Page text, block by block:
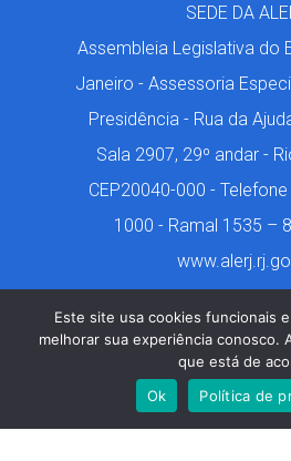
SEDE DA
Assembleia Legislativa do
Janeiro - Assessoria
Presidência - Rua da
Sala 2907, 29º andar -
CEP20040-000 -
1000 - Ramal 1535 –
Márcio de Castro. 2001-
Este site usa cookies funcionais
melhorar sua experiência conosco.
que está de
Ok
Política de